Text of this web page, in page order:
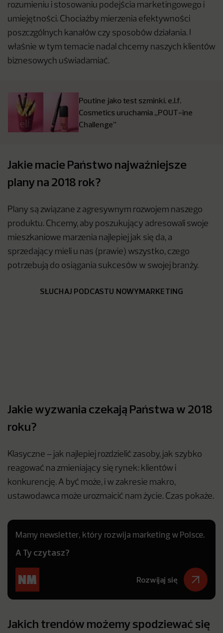
rozumieniu i stosowaniu podejścia marketingowego i
umiejętności. Chociażby mierzenia efektywności
poszczgólnych kanałów czy sposobów działania. I
właśnie w tym temacie nadal chcemy naszych klientów
biznesowych uświadamiać.
Poutine jako test szminki. e.l.f.
Cosmetics uruchamia „POUT-ine
Challenge”
Jakie macie Państwo najważniejsze
plany na 2018 rok?
Plany są związane z agresywnym rozwojem naszego
produktu. Chcemy, aby poszukujący adresowali swoje
mieszkaniowe marzenia najlepiej jak się da, a
sprzedający mieli u nas (prawie) wszystko, czego
potrzebują do osiągania sukcesów w swojej branży.
SŁUCHAJ PODCASTU NOWYMARKETING
Jakie wyzwania czekają Państwa w 2018
roku?
Klasyczne – jak najlepiej rozdzielić zasoby, jak szybko
reagować na zmieniający się rynek: klientów i
konkurencję. A być może, i w zakresie makro,
ustawodawca może urozmaicić nam życie. Czas pokaże.
Mamy newsletter, który rozwija marketing w Polsce.
A Ty czytasz?
Rozwijaj się
Jakich trendów możemy spodziewać się